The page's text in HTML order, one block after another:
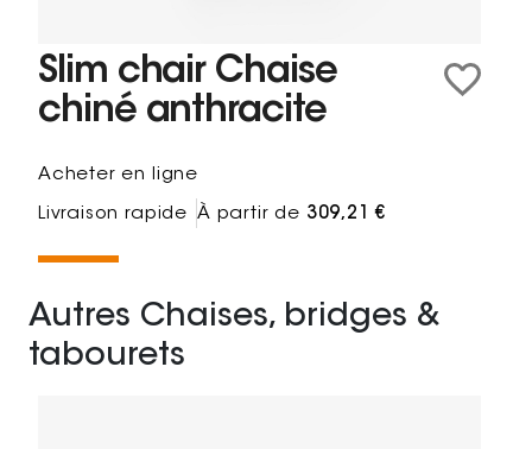
Slim chair Chaise
chiné anthracite
Acheter en ligne
Livraison rapide À partir de 309,21 €
Autres Chaises, bridges &
tabourets